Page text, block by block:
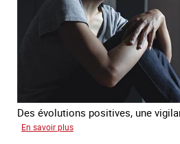
Des évolutions positives, une
En savoir plus